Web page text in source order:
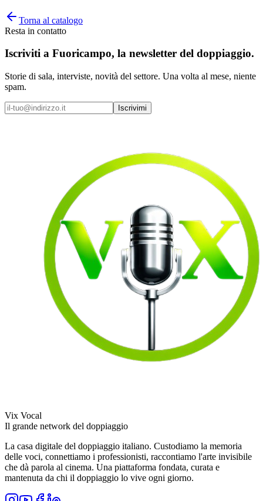
Torna al catalogo
Resta in contatto
Iscriviti a Fuoricampo, la newsletter del doppiaggio.
Storie di sala, interviste, novità del settore. Una volta al mese, niente
spam.
Iscrivimi
Vix Vocal
Il grande network del doppiaggio
La casa digitale del doppiaggio italiano. Custodiamo la memoria
delle voci, connettiamo i professionisti, raccontiamo l'arte invisibile
che dà parola al cinema. Una piattaforma fondata, curata e
mantenuta da chi il doppiaggio lo vive ogni giorno.